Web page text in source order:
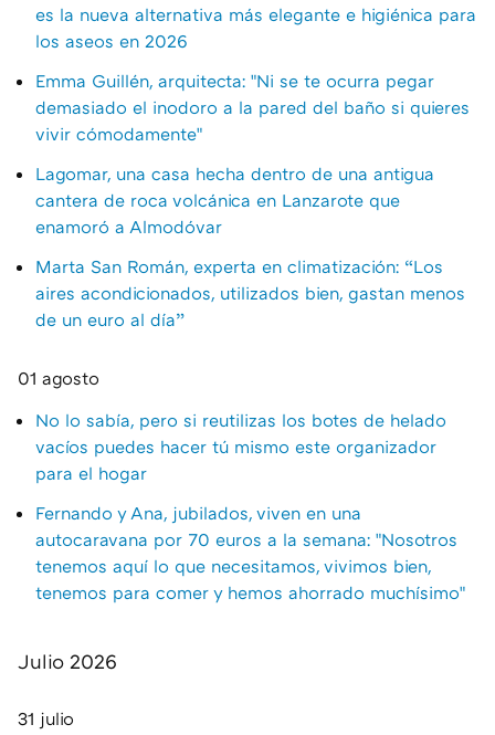
es la nueva alternativa más elegante e higiénica para
los aseos en 2026
Emma Guillén, arquitecta: "Ni se te ocurra pegar
demasiado el inodoro a la pared del baño si quieres
vivir cómodamente"
Lagomar, una casa hecha dentro de una antigua
cantera de roca volcánica en Lanzarote que
enamoró a Almodóvar
Marta San Román, experta en climatización: “Los
aires acondicionados, utilizados bien, gastan menos
de un euro al día”
01 agosto
No lo sabía, pero si reutilizas los botes de helado
vacíos puedes hacer tú mismo este organizador
para el hogar
Fernando y Ana, jubilados, viven en una
autocaravana por 70 euros a la semana: "Nosotros
tenemos aquí lo que necesitamos, vivimos bien,
tenemos para comer y hemos ahorrado muchísimo"
Julio 2026
31 julio